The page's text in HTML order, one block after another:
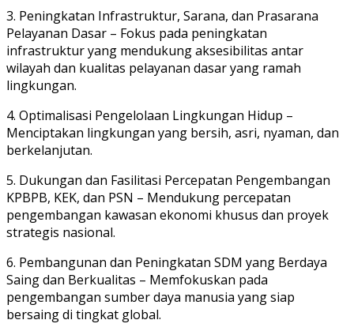
3. Peningkatan Infrastruktur, Sarana, dan Prasarana
Pelayanan Dasar – Fokus pada peningkatan
infrastruktur yang mendukung aksesibilitas antar
wilayah dan kualitas pelayanan dasar yang ramah
lingkungan.
4. Optimalisasi Pengelolaan Lingkungan Hidup –
Menciptakan lingkungan yang bersih, asri, nyaman, dan
berkelanjutan.
5. Dukungan dan Fasilitasi Percepatan Pengembangan
KPBPB, KEK, dan PSN – Mendukung percepatan
pengembangan kawasan ekonomi khusus dan proyek
strategis nasional.
6. Pembangunan dan Peningkatan SDM yang Berdaya
Saing dan Berkualitas – Memfokuskan pada
pengembangan sumber daya manusia yang siap
bersaing di tingkat global.